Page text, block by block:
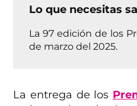
Lo que necesitas
La 97 edición de los
de marzo del 2025.
La entrega de los